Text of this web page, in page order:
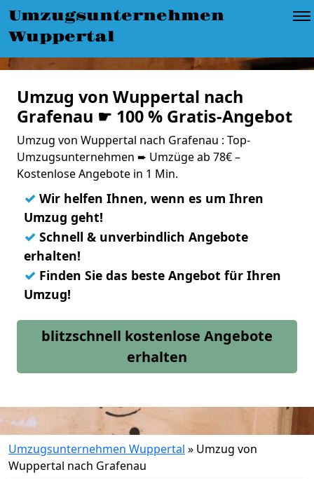
Umzugsunternehmen
Wuppertal
Umzug von Wuppertal nach
Grafenau ☛ 100 % Gratis-Angebot
Umzug von Wuppertal nach Grafenau : Top-
Umzugsunternehmen ➨ Umzüge ab 78€ –
Kostenlose Angebote in 1 Min.
✓ Wir helfen Ihnen, wenn es um Ihren
Umzug geht!
✓ Schnell & unverbindlich Angebote
erhalten!
✓ Finden Sie das beste Angebot für Ihren
Umzug!
blitzschnell kostenlose Angebote
erhalten
Umzugsunternehmen Wuppertal » Umzug von
Wuppertal nach Grafenau